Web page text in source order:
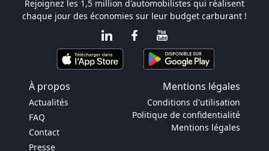
Rejoignez les 1,5 million d'automobilistes qui réalisent
chaque jour des économies sur leur budget carburant !
À propos Mentions légales
Actualités
FAQ
Contact
Presse
Conditions d'utilisation
Politique de confidentialité
Mentions légales